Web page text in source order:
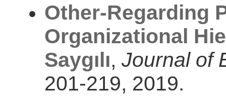
Other-Regarding
Organizational
Saygılı, Journal of
201-219, 2019.